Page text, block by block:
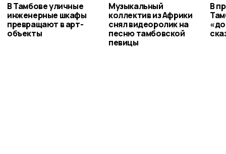
В Тамбове уличные
инженерные шкафы
превращают в арт-
объекты
Музыкальный
коллектив из Африки
снял видеоролик на
песню тамбовской
певицы
В